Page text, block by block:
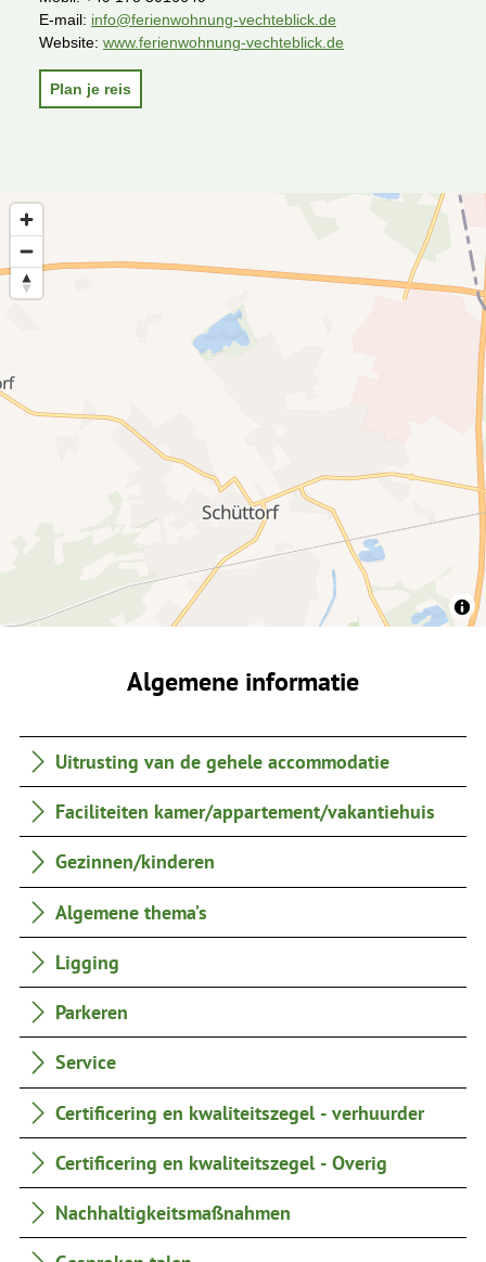
E-mail: info@ferienwohnung-vechteblick.de
Website: www.ferienwohnung-vechteblick.de
Plan je reis
Algemene informatie
Uitrusting van de gehele accommodatie
Faciliteiten kamer/appartement/vakantiehuis
Gezinnen/kinderen
Algemene thema’s
Ligging
Parkeren
Service
Certificering en kwaliteitszegel - verhuurder
Certificering en kwaliteitszegel - Overig
Nachhaltigkeitsmaßnahmen